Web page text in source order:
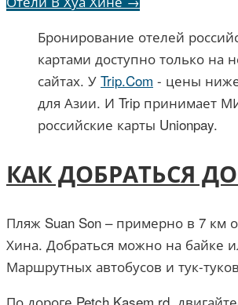
Бронирование отелей
картами доступно только на
сайтах. У Trip.Com - цены
для Азии. И Trip принимает
российские карты Unionpay.
КАК ДОБРАТЬСЯ
Пляж Suan Son – примерно в 7 км
Хина. Добраться можно на байке
Маршрутных автобусов и тук-